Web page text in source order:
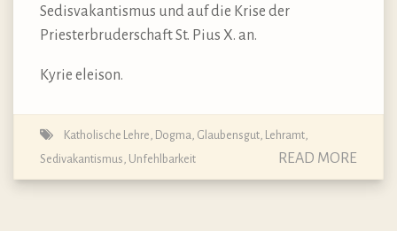
Sedisvakantismus und auf die Krise der
Priesterbruderschaft St. Pius X. an.
Kyrie eleison.
Katholische Lehre, Dogma, Glaubensgut, Lehramt,
Sedivakantismus, Unfehlbarkeit READ MORE